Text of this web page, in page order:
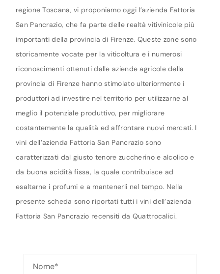
regione Toscana, vi proponiamo oggi l’azienda Fattoria
San Pancrazio, che fa parte delle realtà vitivinicole più
importanti della provincia di Firenze. Queste zone sono
storicamente vocate per la viticoltura e i numerosi
riconoscimenti ottenuti dalle aziende agricole della
provincia di Firenze hanno stimolato ulteriormente i
produttori ad investire nel territorio per utilizzarne al
meglio il potenziale produttivo, per migliorare
costantemente la qualità ed affrontare nuovi mercati. I
vini dell’azienda Fattoria San Pancrazio sono
caratterizzati dal giusto tenore zuccherino e alcolico e
da buona acidità fissa, la quale contribuisce ad
esaltarne i profumi e a mantenerli nel tempo. Nella
presente scheda sono riportati tutti i vini dell’azienda
Fattoria San Pancrazio recensiti da Quattrocalici.